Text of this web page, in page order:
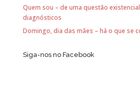
Quem sou – de uma questão
diagnósticos
Domingo, dia das mães – há o que se
Siga-nos no Facebook